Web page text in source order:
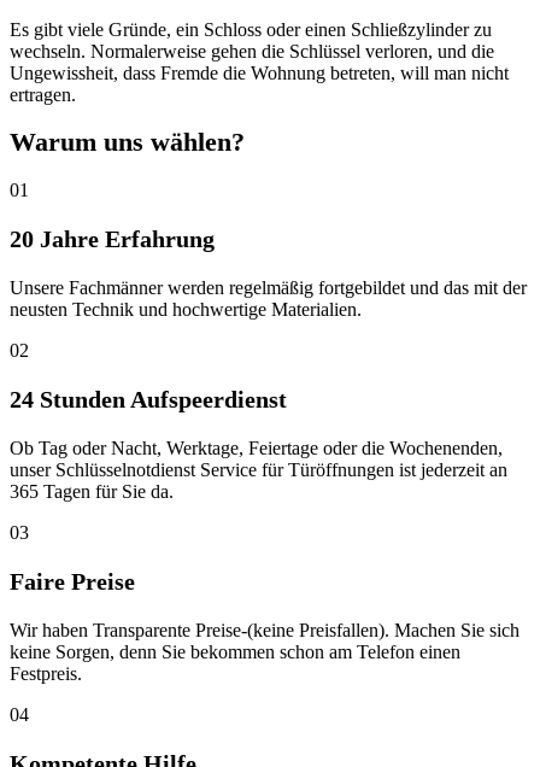
Es gibt viele Gründe, ein Schloss oder einen Schließzylinder zu
wechseln. Normalerweise gehen die Schlüssel verloren, und die
Ungewissheit, dass Fremde die Wohnung betreten, will man nicht
ertragen.
Warum uns wählen?
01
20 Jahre Erfahrung
Unsere Fachmänner werden regelmäßig fortgebildet und das mit der
neusten Technik und hochwertige Materialien.
02
24 Stunden Aufspeerdienst
Ob Tag oder Nacht, Werktage, Feiertage oder die Wochenenden,
unser Schlüsselnotdienst Service für Türöffnungen ist jederzeit an
365 Tagen für Sie da.
03
Faire Preise
Wir haben Transparente Preise-(keine Preisfallen). Machen Sie sich
keine Sorgen, denn Sie bekommen schon am Telefon einen
Festpreis.
04